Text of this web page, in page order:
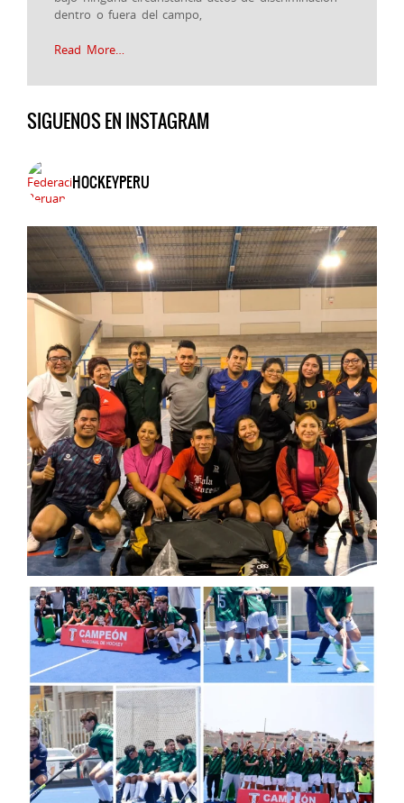
dentro o fuera del campo,
Read More…
SIGUENOS EN INSTAGRAM
HOCKEYPERU